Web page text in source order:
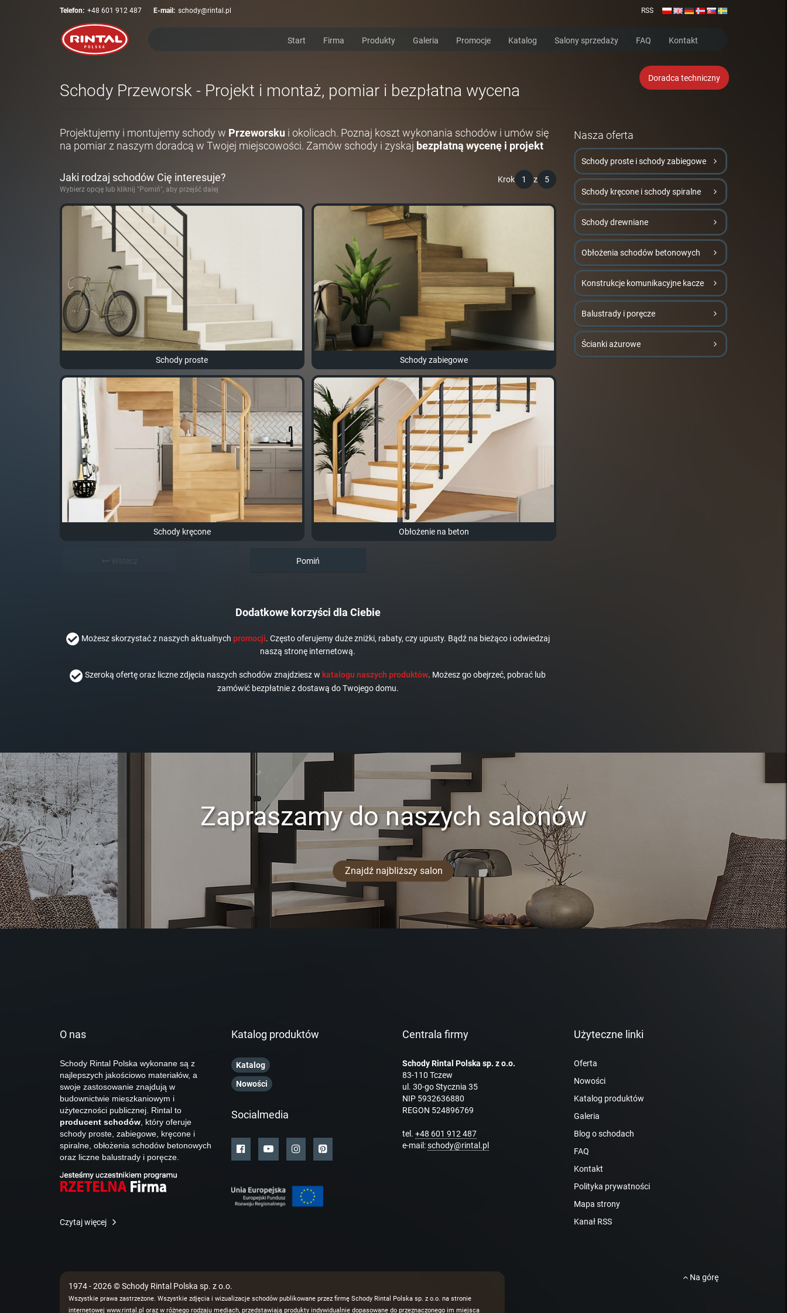
Telefon: +48 601 912 487 E-mail: schody@rintal.pl RSS
Start Firma Produkty Galeria Promocje Katalog Salony sprzedaży FAQ Kontakt
Doradca techniczny
Schody Przeworsk - Projekt i montaż, pomiar i bezpłatna wycena
Projektujemy i montujemy schody w Przeworsku i okolicach. Poznaj koszt wykonania schodów i umów się
na pomiar z naszym doradcą w Twojej miejscowości. Zamów schody i zyskaj bezpłatną wycenę i projekt
Krok 1 z 5
Jaki rodzaj schodów Cię interesuje?
Wybierz opcję lub kliknij "Pomiń", aby przejść dalej
Schody proste Schody zabiegowe
Schody kręcone Obłożenie na beton
Pomiń
Dodatkowe korzyści dla Ciebie
Możesz skorzystać z naszych aktualnych promocji. Często oferujemy duże zniżki, rabaty, czy upusty. Bądź na bieżąco i odwiedzaj
naszą stronę internetową.
Szeroką ofertę oraz liczne zdjęcia naszych schodów znajdziesz w katalogu naszych produktów. Możesz go obejrzeć, pobrać lub
zamówić bezpłatnie z dostawą do Twojego domu.
Nasza oferta
Schody proste i schody zabiegowe
Schody kręcone i schody spiralne
Schody drewniane
Obłożenia schodów betonowych
Konstrukcje komunikacyjne kacze
Balustrady i poręcze
Ścianki ażurowe
Zapraszamy do naszych salonów
Znajdź najbliższy salon
O nas
Schody Rintal Polska wykonane są z
najlepszych jakościowo materiałów, a
swoje zastosowanie znajdują w
budownictwie mieszkaniowym i
użyteczności publicznej. Rintal to
producent schodów , który oferuje
schody proste, zabiegowe, kręcone i
spiralne, obłożenia schodów betonowych
oraz liczne balustrady i poręcze.
Czytaj więcej
Katalog produktów
Katalog
Nowości
Socialmedia
Centrala firmy
Schody Rintal Polska sp. z o.o.
83-110 Tczew
ul. 30-go Stycznia 35
NIP 5932636880
REGON 524896769
tel. +48 601 912 487
e-mail:schody@rintal.pl
Użyteczne linki
Oferta
Nowości
Katalog produktów
Galeria
Blog o schodach
FAQ
Kontakt
Polityka prywatności
Mapa strony
Kanał RSS
1974 - 2026 © Schody Rintal Polska sp. z o.o.
Wszystkie prawa zastrzeżone. Wszystkie zdjęcia i wizualizacje schodów publikowane przez firmę Schody Rintal Polska sp. z o.o. na stronie
internetowej www.rintal.pl oraz w różnego rodzaju mediach, przedstawiają produkty indywidualnie dopasowane do przeznaczonego im miejsca
Na górę